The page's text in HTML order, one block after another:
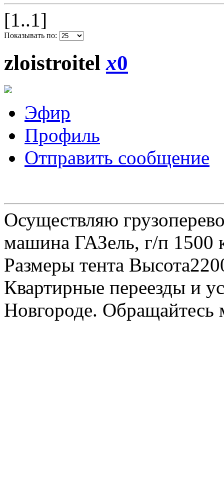
[1..1]
Показывать по:
zloistroitelx0
Эфир
Профиль
Отправить сообщение
Осуществляю
машина ГАЗель, г/п 1500
Размеры тента
Квартирные переезды и
Новгороде.